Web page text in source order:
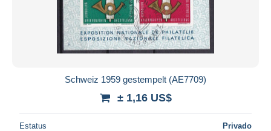
Schweiz 1959 gestempelt (AE7709)
± 1,16 US$
Estatus Privado